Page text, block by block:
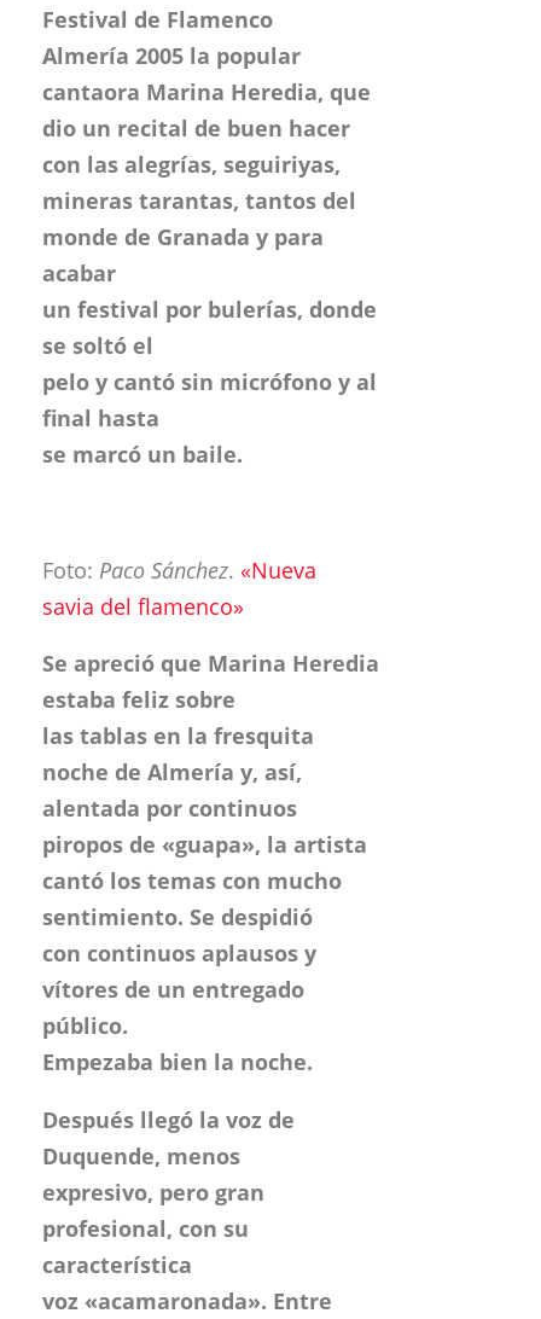
mineras tarantas, tantos del
monde de Granada y para
acabar
un festival por bulerías, donde
se soltó el
pelo y cantó sin micrófono y al
final hasta
se marcó un baile.
Foto: Paco Sánchez.«Nueva
savia del flamenco»
las tablas en la fresquita
noche de Almería y, así,
piropos de «guapa», la artista
cantó los temas con mucho
sentimiento. Se despidió
con continuos aplausos y
vítores de un entregado
público.
Empezaba bien la noche.
Después llegó la voz de
Duquende, menos
expresivo, pero gran
profesional, con su
característica
voz «acamaronada». Entre
otros palos, se escucharon
fandangos y tangos, en un
cante profundo. Inspiración
y técnica se dieron la mano en
el recital de este gran